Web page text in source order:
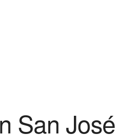
San José